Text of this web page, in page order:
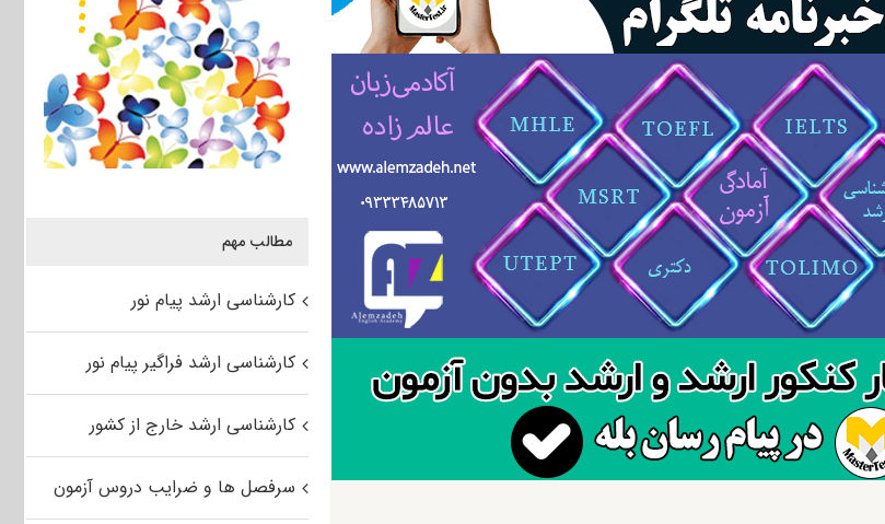
مطالب مهم
کارشناسی ارشد پیام نور
کارشناسی ارشد فراگیر پیام نور
کارشناسی ارشد خارج از کشور
سرفصل ها و ضرایب دروس آزمون